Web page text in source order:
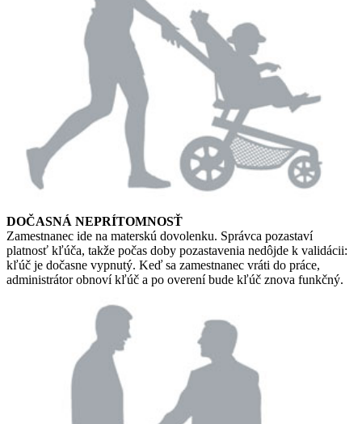
DOČASNÁ NEPRÍTOMNOSŤ
Zamestnanec ide na materskú dovolenku. Správca pozastaví
platnosť kľúča, takže počas doby pozastavenia nedôjde k validácii:
kľúč je dočasne vypnutý. Keď sa zamestnanec vráti do práce,
administrátor obnoví kľúč a po overení bude kľúč znova funkčný.